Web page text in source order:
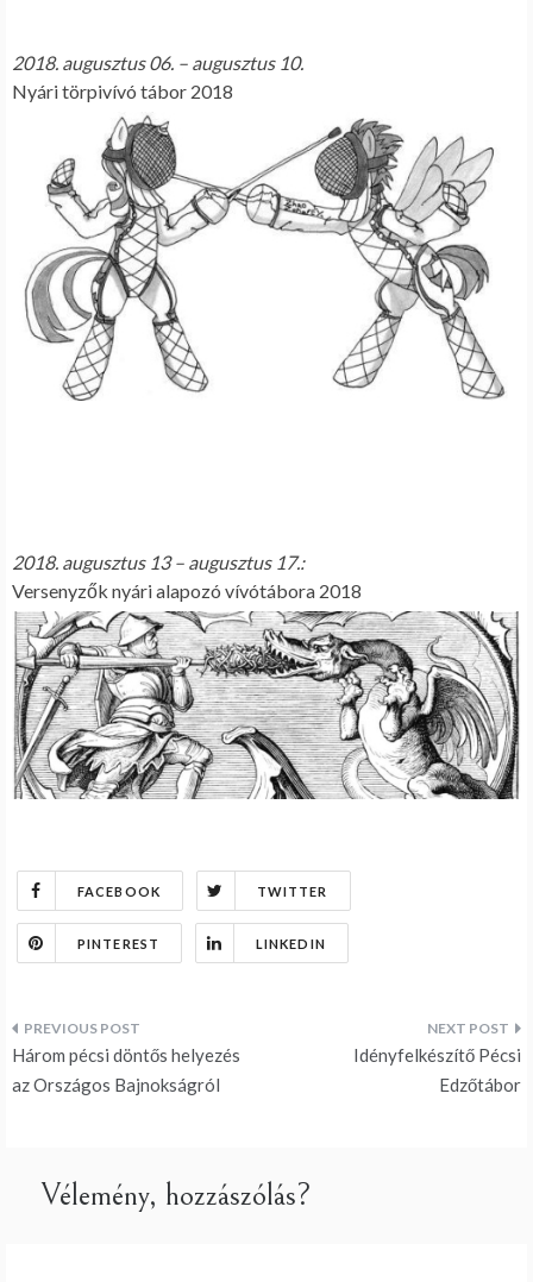
2018. augusztus 06. – augusztus 10.
Nyári törpivívó tábor 2018
2018. augusztus 13 – augusztus 17.:
Versenyzők nyári alapozó vívótábora 2018
FACEBOOK TWITTER
PINTEREST LINKEDIN
Bejegyzés
navigáció
Három pécsi döntős helyezés
az Országos Bajnokságról
Idényfelkészítő Pécsi
Edzőtábor
Vélemény, hozzászólás?